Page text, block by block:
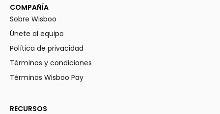
COMPAÑÍA
Sobre Wisboo
Únete al equipo
Política de privacidad
Términos y condiciones
Términos Wisboo Pay
RECURSOS